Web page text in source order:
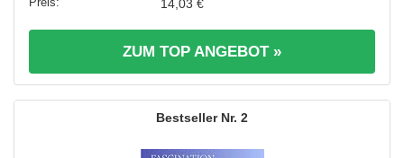
14,03 €
ZUM TOP ANGEBOT »
2